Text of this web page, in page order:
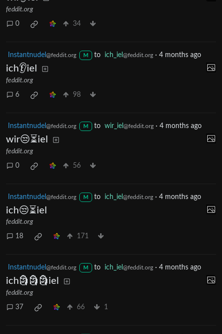
feddit.org
0 34
Instantnudel @feddit.org M to ich_iel @feddit.org· 4 months ago
ich👂iel
feddit.org
6 98
Instantnudel @feddit.org M to wir_iel @feddit.org· 4 months ago
wir😒⏳iel
feddit.org
0 56
Instantnudel @feddit.org M to ich_iel @feddit.org· 4 months ago
ich😒⏳iel
feddit.org
18 171
Instantnudel @feddit.org M to ich_iel @feddit.org· 4 months ago
ich🗿🗿🗿iel
feddit.org
37 66 1